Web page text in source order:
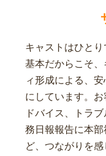
キャストはひと
基本だからこそ
ィ形成による、
にしています。
ドバイス、トラ
務日報報告に本
ど、つながりを